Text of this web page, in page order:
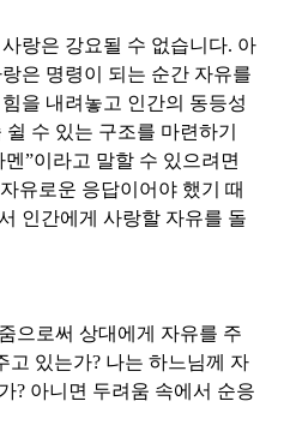
사랑은 강요될 수 없습니다. 아
은 명령이 되는 순간 자유를
을 내려놓고 인간의 동등성
수 있는 구조를 마련하기
멘”이라고 말할 수 있으려면
유로운 응답이어야 했기 때
인간에게 사랑할 자유를 돌
으로써 상대에게 자유를 주
고 있는가? 나는 하느님께 자
? 아니면 두려움 속에서 순응